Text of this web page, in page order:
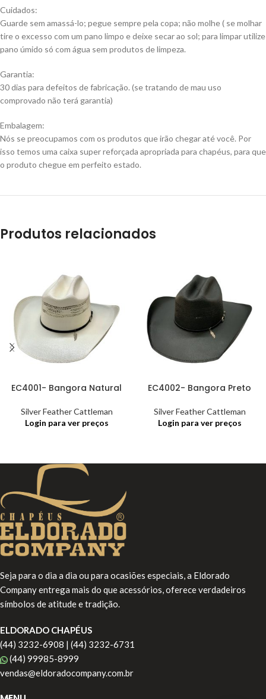
Cuidados:
Guarde sem amassá-lo; pegue sempre pela copa; não molhe ( se molhar
tire o excesso com um pano limpo e deixe secar ao sol; para limpar utilize
pano úmido só com água sem produtos de limpeza.
Garantia:
30 dias para defeitos de fabricação. (se tratando de mau uso
comprovado não terá garantia)
Embalagem:
Nós se preocupamos com os produtos que irão chegar até você. Por
isso temos uma caixa super reforçada apropriada para chapéus, para que
o produto chegue em perfeito estado.
Produtos relacionados
EC4001- Bangora Natural
Silver Feather Cattleman
Login para ver preços
EC4002- Bangora Preto
Silver Feather Cattleman
Login para ver preços
Seja para o dia a dia ou para ocasiões especiais, a Eldorado
Company entrega mais do que acessórios, oferece verdadeiros
símbolos de atitude e tradição.
ELDORADO CHAPÉUS
(44) 3232-6908 | (44) 3232-6731
(44) 99985-8999
vendas@eldoradocompany.com.br